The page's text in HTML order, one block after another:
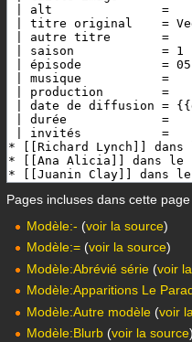
Pages incluses dans cette page
Modèle:- (voir la source)
Modèle:= (voir la source)
Modèle:Abrévié série (voir
Modèle:Apparitions Le
Modèle:Autre modèle (voir
Modèle:Blurb (voir la source)